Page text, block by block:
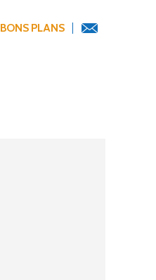
BONS PLANS